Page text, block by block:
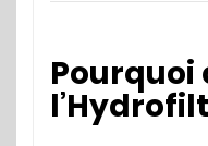
Pourquoi